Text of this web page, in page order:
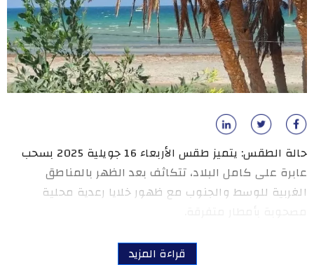
حالة الطقس: يتميز طقس الأربعاء 16 جويلية 2025 بسحب
عابرة على كامل البلاد، تتكاثف بعد الظهر بالمناطق
الغربية للوسط والجنوب مع ظهور خلايا رعدية محلية
قراءة المزيد